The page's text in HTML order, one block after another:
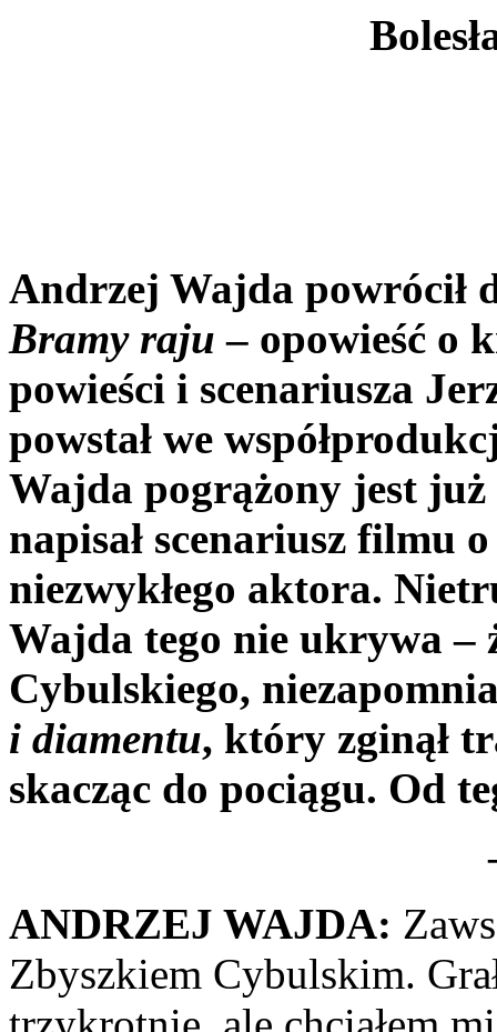
Andrzej Wajda powrócił
Bramy raju – opowieść o
powieści i scenariusza
powstał we
Wajda pogrążony jest
napisał scenariusz filmu
niezwykłego aktora.
Wajda tego nie ukrywa –
Cybulskiego,
i diamentu, który zginął
skacząc do pociągu. Od
ANDRZEJ WAJDA:
Zbyszkiem Cybulskim.